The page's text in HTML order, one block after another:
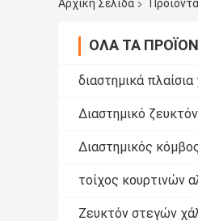
Αρχική Σελίδα Προϊόντα
ΌΛΑ ΤΑ
διαστημικά
Διαστημικό
Διαστημικός
τοίχος κουρτινών
Ζευκτόν στεγών